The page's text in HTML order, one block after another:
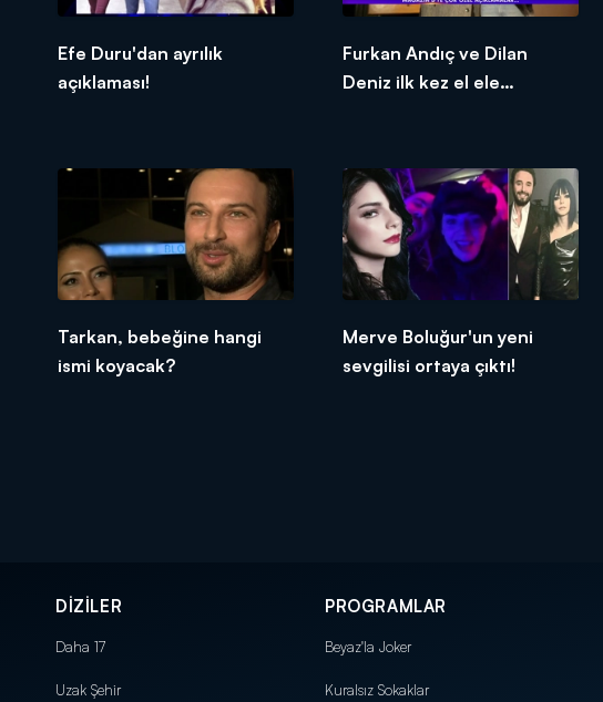
Efe Duru'dan ayrılık
açıklaması!
Furkan Andıç ve Dilan
Deniz ilk kez el ele
Tarkan, bebeğine hangi
ismi koyacak?
Merve Boluğur'un yeni
sevgilisi ortaya çıktı!
DİZİLER
Daha 17
Uzak Şehir
PROGRAMLAR
Beyaz'la Joker
Kuralsız Sokaklar